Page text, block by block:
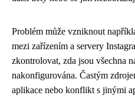
Problém může vzniknout
mezi zařízením a servery
zkontrolovat, zda jsou všechna
nakonfigurována. Častým
aplikace nebo konflikt s jinými